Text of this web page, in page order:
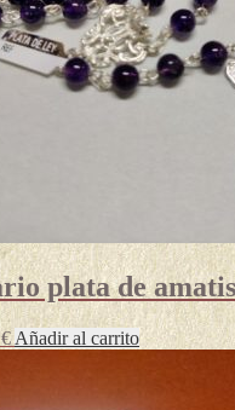
plata de
€ Añadir al carrito